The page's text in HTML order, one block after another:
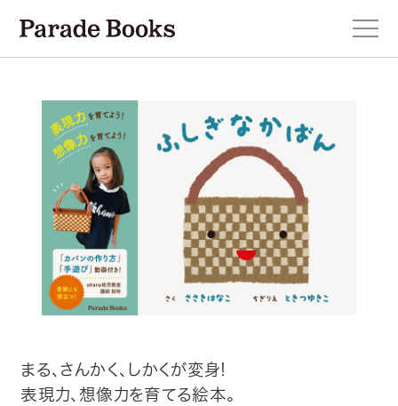
本を探す
新刊・近刊のお知らせ
おすすめ！この一冊。
小説
まる、さんかく、しかくが変身!
表現力、想像力を育てる絵本。